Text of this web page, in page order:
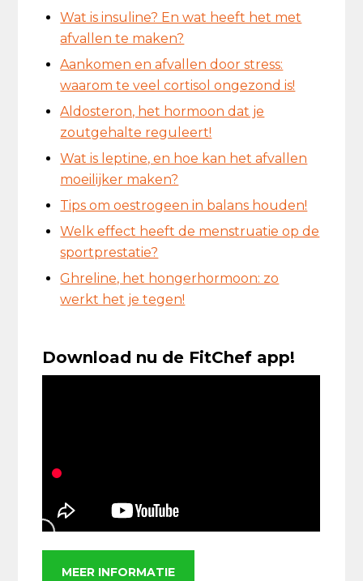
Wat is insuline? En wat heeft het met
afvallen te maken?
Aankomen en afvallen door stress:
waarom te veel cortisol ongezond is!
Aldosteron, het hormoon dat je
zoutgehalte reguleert!
Wat is leptine, en hoe kan het afvallen
moeilijker maken?
Tips om oestrogeen in balans houden!
Welk effect heeft de menstruatie op de
sportprestatie?
Ghreline, het hongerhormoon: zo
werkt het je tegen!
Download nu de FitChef app!
MEER INFORMATIE